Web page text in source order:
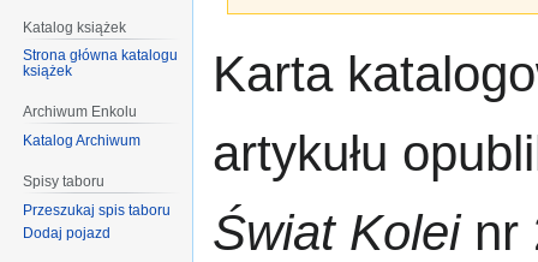
do
do
Karta
artykułu
Świat Koleinr
Katalog książek
Strona główna katalogu
książek
Archiwum Enkolu
Katalog Archiwum
Spisy taboru
Przeszukaj spis taboru
Dodaj pojazd